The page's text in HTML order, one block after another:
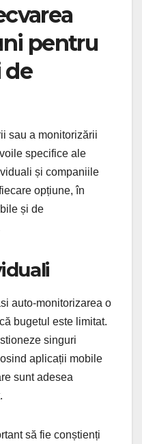
pentru
de
sau a monitorizării
specifice ale
și companiile
opțiune, în
și de
auto-monitorizarea o
bugetul este limitat.
singuri
aplicații mobile
sunt adesea
să fie conștienți